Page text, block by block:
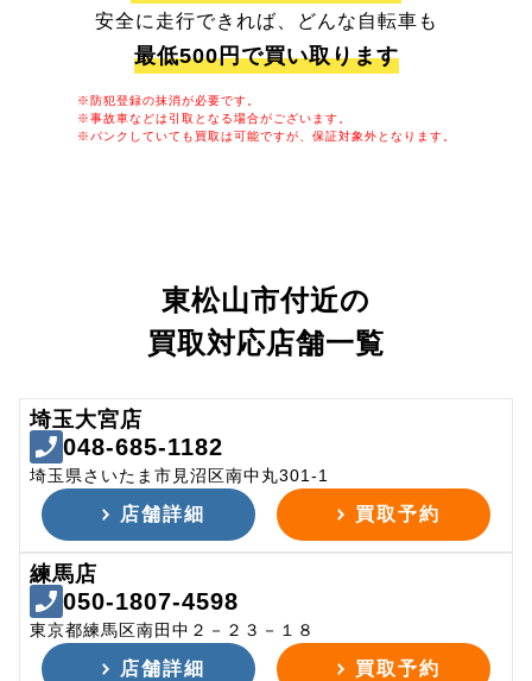
安全に走行できれば、どんな自転車も
最低500円で買い取ります
※防犯登録の抹消が必要です。
※事故車などは引取となる場合がございます。
※パンクしていても買取は可能ですが、保証対象外となります。
東松山市付近の
買取対応店舗一覧
埼玉大宮店
048-685-1182
埼玉県さいたま市見沼区南中丸301-1
店舗詳細 買取予約
練馬店
050-1807-4598
東京都練馬区南田中２－２３－１８
店舗詳細 買取予約